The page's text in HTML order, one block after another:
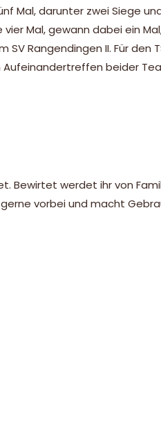
Mal, darunter zwei Siege
Mal, gewann dabei ein
Rangendingen II. Für den
Aufeinandertreffen beider
Bewirtet werdet ihr von
vorbei und macht